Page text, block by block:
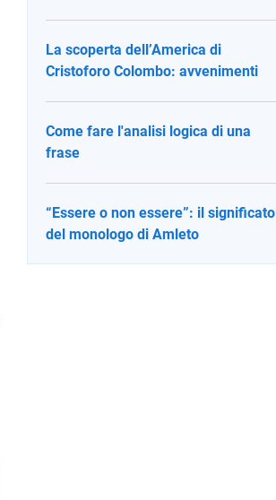
La scoperta dell’America di
Cristoforo Colombo: avvenimenti
Come fare l'analisi logica di una
frase
“Essere o non essere”: il significato
del monologo di Amleto